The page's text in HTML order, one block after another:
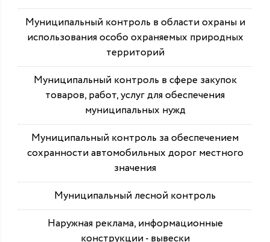
Муниципальный контроль в области охраны и
использования особо охраняемых природных
территорий
Муниципальный контроль в сфере закупок
товаров, работ, услуг для обеспечения
муниципальных нужд
Муниципальный контроль за обеспечением
сохранности автомобильных дорог местного
значения
Муниципальный лесной контроль
Наружная реклама, информационные
конструкции - вывески